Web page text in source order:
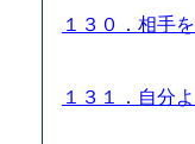
１３０．相手
１３１．自分